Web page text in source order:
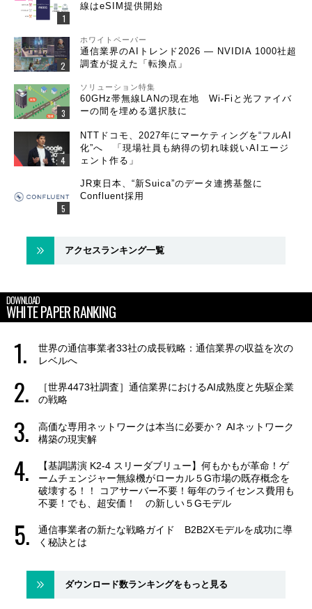
線はeSIM提供開始
ホワイトペーパー
通信業界のAIトレンド2026 ― NVIDIA 1000社超
調査が捉えた「転換点」
ソリューション特集
60GHz帯無線LANの現在地 Wi-Fiと光ファイバ
ーの間を埋める選択肢に
NTTドコモ、2027年にマーケティングを“フルAI
化”へ 「現場社員も納得の切れ味鋭いAIエージ
ェント作る」
JR東日本、“新Suica”のデータ連携基盤に
Confluent採用
アクセスランキング一覧
DOWNLOAD
WHITE PAPER RANKING
世界の通信事業者33社の成長戦略：通信業界の収益を次の
レベルへ
［世界4473社調査］通信業界におけるAI成熟度と先駆企業
の戦略
高価な専用ネットワークは本当に必要か？ AIネットワーク
構築の現実解
【基調講演 K2-4 スリーダブリュー】何もかもが革命！ゲ
ームチェンジャー無線機がローカル５G市場の既存概念を
破壊する！！ コアサーバー不要！毎年のライセンス費用も
不要！でも、超安価！ の新しい５Gモデル
通信事業者の新たな戦略ガイド B2B2Xモデルを成功に導
く秘訣とは
ダウンロード数ランキングをもっと見る